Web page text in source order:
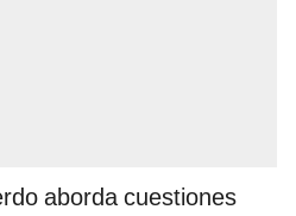
aborda cuestiones